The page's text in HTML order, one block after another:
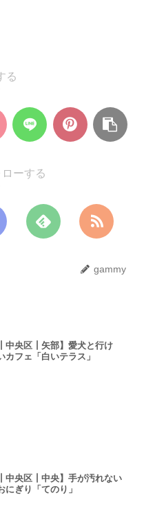
る
ーする
gammy
┃中央区┃矢部】愛犬と行け
カフェ「白いテラス」
┃中央区┃中央】手が汚れない
にぎり「てのり」